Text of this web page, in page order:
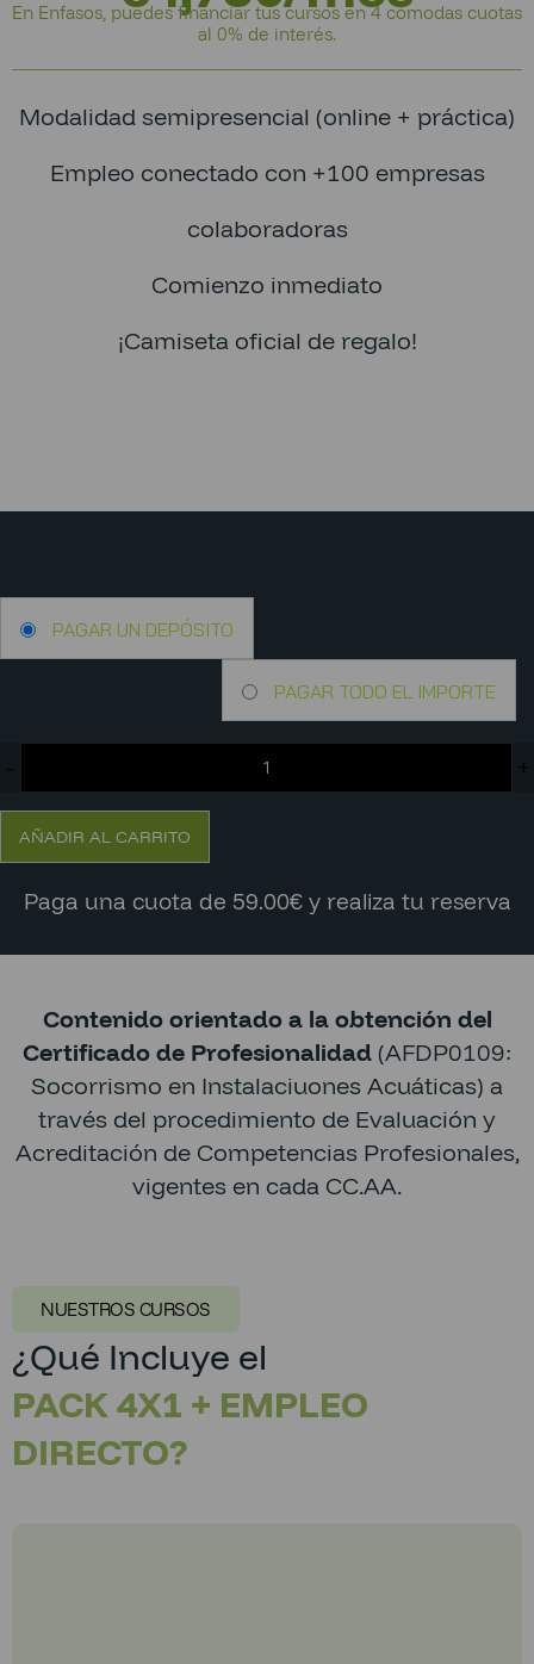
En Enfasos, puedes financiar tus cursos en 4 cómodas cuotas
al 0% de interés.
Modalidad semipresencial (online + práctica)
Empleo conectado con +100 empresas
colaboradoras
Comienzo inmediato
¡Camiseta oficial de regalo!
PAGAR UN DEPÓSITO
PAGAR TODO EL IMPORTE
- +
AÑADIR AL CARRITO
Paga una cuota de 59.00€ y realiza tu reserva
Contenido orientado a la obtención del
Certificado de Profesionalidad (AFDP0109:
Socorrismo en Instalaciuones Acuáticas) a
través del procedimiento de Evaluación y
Acreditación de Competencias Profesionales,
vigentes en cada CC.AA.
NUESTROS CURSOS
¿Qué Incluye el
PACK 4X1 + EMPLEO
DIRECTO?